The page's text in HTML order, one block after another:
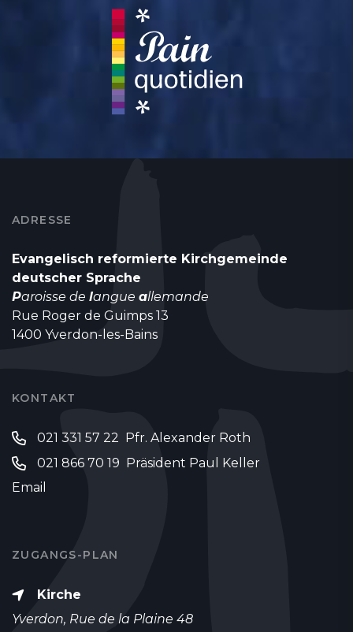
ADRESSE
Evangelisch reformierte Kirchgemeinde
deutscher Sprache
Paroisse de langue allemande
Rue Roger de Guimps 13
1400 Yverdon-les-Bains
KONTAKT
021 331 57 22 Pfr. Alexander Roth
021 866 70 19 Präsident Paul Keller
Email
ZUGANGS-PLAN
Kirche
Yverdon, Rue de la Plaine 48